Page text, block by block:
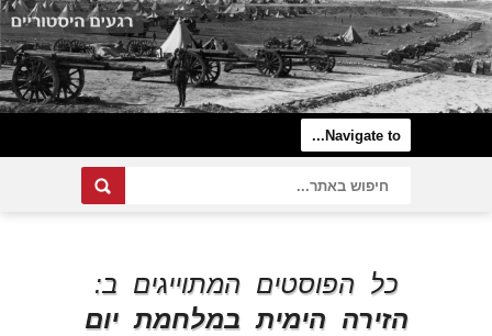
כל הפוסטים המתוייגים ב:
הזירה הימית במלחמת יום